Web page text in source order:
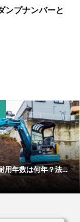
ンプナンバーと
用年数は何年？法...